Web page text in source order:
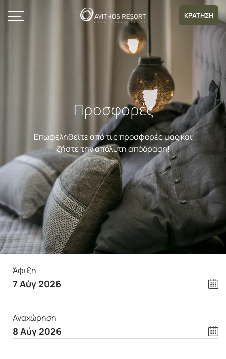
ΚΡΑΤΗΣΗ
Προσφορές
Επωφεληθείτε από τις προσφορές μας και
ζήστε την απόλυτη απόδραση!
Άφιξη
Αναχώρηση